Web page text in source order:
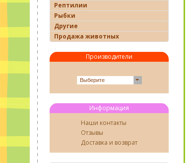
Рептилии
Рыбки
Другие
Продажа животных
Производители
Выберите
Информация
Наши контакты
Отзывы
Доставка и возврат